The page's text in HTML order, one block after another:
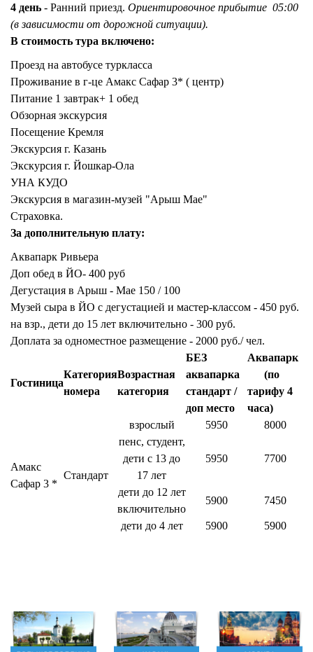
4 день - Ранний приезд. Ориентировочное прибытие 05:00
(в зависимости от дорожной ситуации).
В стоимость тура включено:
Проезд на автобусе туркласса
Проживание в г-це Амакс Сафар 3* ( центр)
Питание 1 завтрак+ 1 обед
Обзорная экскурсия
Посещение Кремля
Экскурсия г. Казань
Экскурсия г. Йошкар-Ола
УНА КУДО
Экскурсия в магазин-музей "Арыш Мае"
Страховка.
За дополнительную плату:
Аквапарк Ривьера
Доп обед в ЙО- 400 руб
Дегустация в Арыш - Мае 150 / 100
Музей сыра в ЙО с дегустацией и мастер-классом - 450 руб.
на взр., дети до 15 лет включительно - 300 руб.
Доплата за одноместное размещение - 2000 руб./ чел.
Гостиница
Категория
номера
Возрастная
категория
БЕЗ
аквапарка
стандарт /
доп место
Аквапарк
(по
тарифу 4
часа)
Амакс
Сафар 3 *
Стандарт
взрослый 5950
8000
пенс, студент,
дети с 13 до
17 лет
5950 7700
дети до 12 лет
включительно
5900 7450
дети до 4 лет 5900 5900